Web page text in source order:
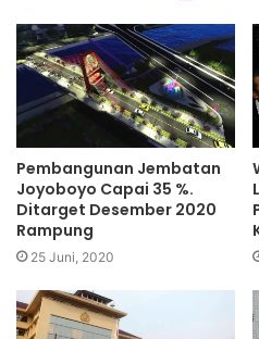
Pembangunan Jembatan
Joyoboyo Capai 35 %.
Ditarget Desember 2020
Rampung
25 Juni, 2020